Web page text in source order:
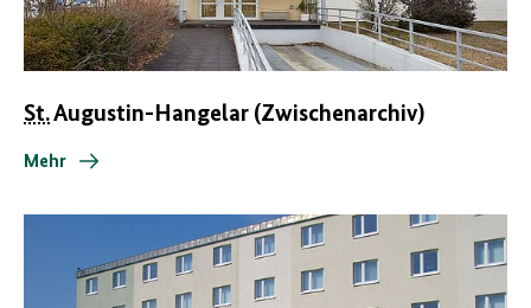
St.Augustin-Hangelar (Zwischenarchiv)
Mehr